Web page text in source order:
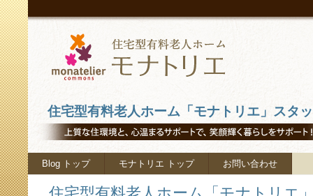
住宅型有料老人ホーム「モナトリエ」スタ
Blog トップ モナトリエ トップ お問い合わせ